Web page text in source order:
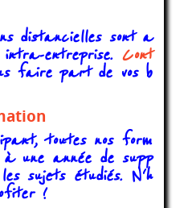
distancielles sont a
entreprise. Cont
faire part de vos b
toutes nos form
une année de supp
sujets étudiés. N'h
!